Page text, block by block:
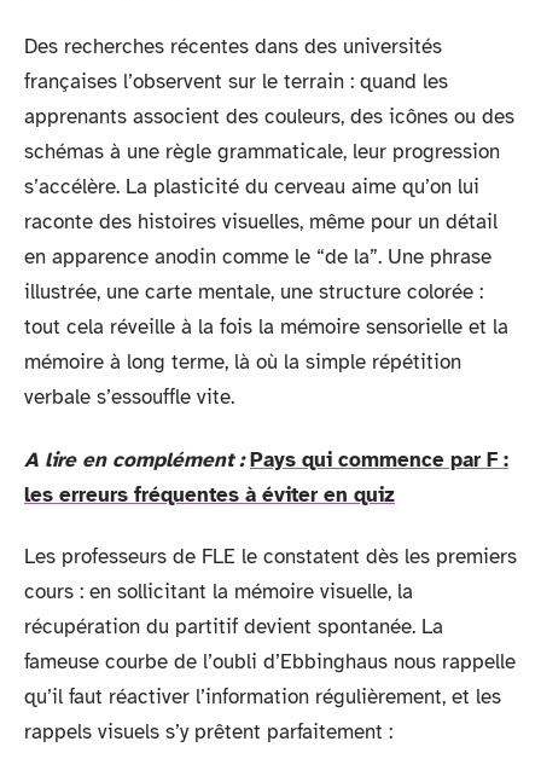
Des recherches récentes dans des universités
françaises l’observent sur le terrain : quand les
apprenants associent des couleurs, des icônes ou des
schémas à une règle grammaticale, leur progression
s’accélère. La plasticité du cerveau aime qu’on lui
raconte des histoires visuelles, même pour un détail
en apparence anodin comme le “de la”. Une phrase
illustrée, une carte mentale, une structure colorée :
tout cela réveille à la fois la mémoire sensorielle et la
mémoire à long terme, là où la simple répétition
verbale s’essouffle vite.
A lire en complément : Pays qui commence par F :
les erreurs fréquentes à éviter en quiz
Les professeurs de FLE le constatent dès les premiers
cours : en sollicitant la mémoire visuelle, la
récupération du partitif devient spontanée. La
fameuse courbe de l’oubli d’Ebbinghaus nous rappelle
qu’il faut réactiver l’information régulièrement, et les
rappels visuels s’y prêtent parfaitement :